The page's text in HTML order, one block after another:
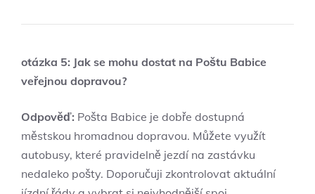
otázka 5: Jak se mohu dostat na Poštu Babice
veřejnou dopravou?
Odpověď: Pošta Babice je dobře dostupná
městskou hromadnou dopravou. Můžete využít
autobusy, které pravidelně jezdí na zastávku
nedaleko pošty. Doporučuji zkontrolovat aktuální